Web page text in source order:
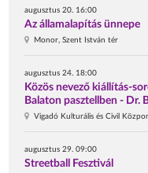
augusztus 20. 16:00
Az államalapítás ünnepe
Monor, Szent István tér
augusztus 24. 18:00
Közös nevező kiállítás-
Balaton pasztellben - Dr.
Vigadó Kulturális és Civil
augusztus 29. 09:00
Streetball Fesztivál